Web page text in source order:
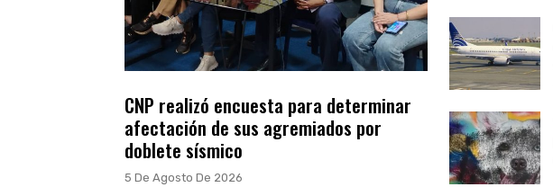
CNP realizó encuesta para determinar
afectación de sus agremiados por
doblete sísmico
5 De Agosto De 2026